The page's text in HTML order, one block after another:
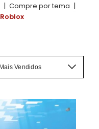
| Compre por tema |
Roblox